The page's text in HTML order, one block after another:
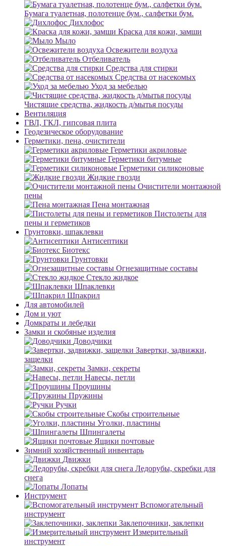
Бумага туалетная, полотенце бум., салфетки бум.
Дихлофос
Краска для кожи, замши
Мыло
Освежители воздуха
Отбеливатель
Средства для стирки
Средства от насекомых
Уход за мебелью
Чистящие средства, жидкость д/мытья посуды
Вентиляция
ГВЛ, ГКЛ, гипсовая плита
Геодезическое оборудование
Герметики, пена, очистители
Герметики акриловые
Герметики битумные
Герметики силиконовые
Жидкие гвозди
Очистители монтажной
пены
Пена монтажная
Пистолеты для
пены и герметиков
Грунтовки, шпаклевки
Антисептики
Биотекс
Грунтовки
Огнезащитные составы
Стекло жидкое
Шпаклевки
Шпакрил
Для автомобилей
Дом и уют
Домкраты и лебедки
Замки и скобяные изделия
Доводчики
Завертки, задвижки,
защелки
Замки, секреты
Навесы, петли
Проушины
Пружины
Ручки
Скобы строительные
Уголки, пластины
Шпингалеты
Ящики почтовые
Зимний хозяйственный инвентарь
Движки
Ледорубы, скребки для
снега
Лопаты
Инструмент
Вспомогательный
инструмент
Заклепочники, заклепки
Измерительный
инструмент